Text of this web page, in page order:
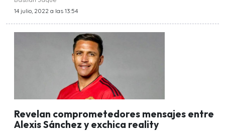
14 julio, 2022 a las 13:54
Revelan comprometedores mensajes entre
Alexis Sánchez y exchica reality